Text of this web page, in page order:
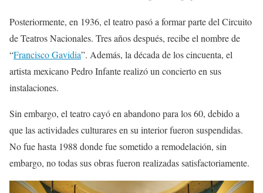
Posteriormente, en 1936, el teatro pasó a formar parte del Circuito
de Teatros Nacionales. Tres años después, recibe el nombre de
“Francisco Gavidia”. Además, la década de los cincuenta, el
artista mexicano Pedro Infante realizó un concierto en sus
instalaciones.
Sin embargo, el teatro cayó en abandono para los 60, debido a
que las actividades culturares en su interior fueron suspendidas.
No fue hasta 1988 donde fue sometido a remodelación, sin
embargo, no todas sus obras fueron realizadas satisfactoriamente.